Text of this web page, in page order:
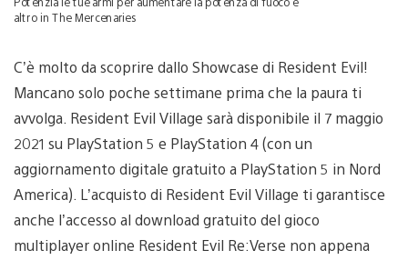
altro in The Mercenaries
C’è molto da scoprire dallo Showcase di Resident Evil!
Mancano solo poche settimane prima che la paura ti
avvolga. Resident Evil Village sarà disponibile il 7 maggio
2021 su PlayStation 5 e PlayStation 4 (con un
aggiornamento digitale gratuito a PlayStation 5 in Nord
America). L’acquisto di Resident Evil Village ti garantisce
anche l’accesso al download gratuito del gioco
multiplayer online Resident Evil Re:Verse non appena